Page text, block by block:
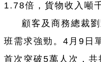
1.78倍，貨物收入噸
顧客及商務總裁
班需求強勁。4月9日
首次突破5萬人次，